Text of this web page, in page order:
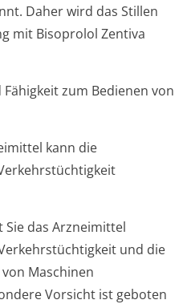
Daher wird das Stillen
mit Bisoprolol Zentiva
zum Bedienen von
kann die
Sie das Arzneimittel
und die
Maschinen
Vorsicht ist geboten